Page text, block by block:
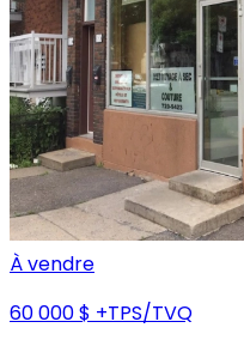
À vendre
60 000 $ +TPS/TVQ